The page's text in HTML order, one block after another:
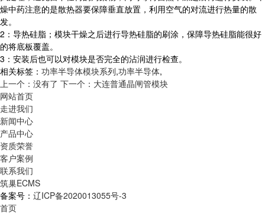
燥中药注意的是散热器要保障垂直放置，利用空气的对流进行热量的散
发。
2：导热硅脂；模块干燥之后进行导热硅脂的刷涂，保障导热硅脂能很好
的将底板覆盖。
3：安装后也可以对模块是否完全的沾润进行检查。
相关标签： 功率半导体模块系列,功率半导体,
上一个：没有了 下一个：大连普通晶闸管模块
网站首页
走进我们
新闻中心
产品中心
资质荣誉
客户案例
联系我们
筑巢ECMS
备案号： 辽ICP备2020013055号-3
首页